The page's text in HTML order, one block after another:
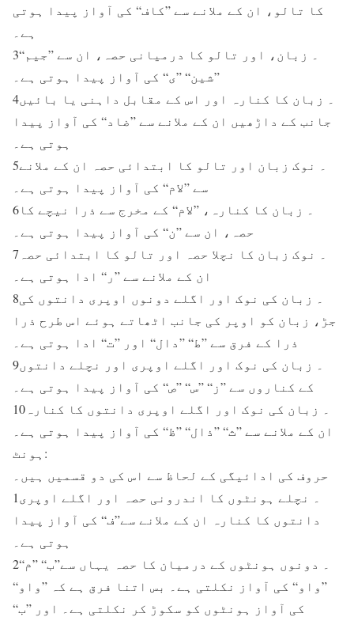
کا تالو، ان کے ملانے سے ”کاف“ کی آواز پیدا ہوتی
ہے۔
3۔ زبان، اور تالو کا درمیانی حصہ، ان سے ”جیم“
”شین“ ”ی“ کی آواز پیدا ہوتی ہے۔
4۔ زبان کا کنارہ اور اس کے مقابل داہنی یا بائیں
جانب کے داڑھیں ان کے ملانے سے ”ضاد“ کی آواز پیدا
ہوتی ہے۔
5۔ نوک زبان اور تالو کا ابتدائی حصہ ان کے ملانے
سے ”لام“ کی آواز پیدا ہوتی ہے۔
6۔ زبان کا کنارہ، ”لام“ کے مخرج سے ذرا نیچے کا
حصہ، ان سے ”ن“ کی آواز پیدا ہوتی ہے۔
7۔ نوک زبان کا نچلا حصہ اور تالو کا ابتدائی حصہ
ان کے ملانے سے ”ر“ ادا ہوتی ہے۔
8۔ زبان کی نوک اور اگلے دونوں اوپرى دانتوں کی
جڑ، زبان کو اوپر کی جانب اٹھاتے ہوئے اس طرح ذرا
ذرا کے فرق سے ”ط“ ”دال“ اور ”ت“ ادا ہوتی ہے۔
9۔ زبان کی نوک اور اگلے اوپرى اور نچلے دانتوں
کے کناروں سے ”ز“ ”س“ ”ص“ کی آواز پیدا ہوتی ہے۔
10۔ زبان کی نوک اور اگلے اوپرى دانتوں کا کنارہ
ان کے ملانے سے ”ث“ ”ذال“ ”ظ“ کی آواز پیدا ہوتی ہے۔
ہونٹ:
حروف کی ادائیگی کے لحاظ سے اس کی دو قسمیں ہیں۔
1۔ نچلے ہونٹوں کا اندرونی حصہ اور اگلے اوپرى
دانتوں کا کنارہ ان کے ملانے سے”ف“ کی آواز پیدا
ہوتی ہے۔
2۔ دونوں ہونٹوں کے درمیان کا حصہ یہاں سے”ب“ ”م“
”واو“ کی آواز نکلتی ہے۔ بس اتنا فرق ہے کہ ”واو“
کی آواز ہونٹوں کو سکوڑ کر نکلتی ہے۔ اور ”ب“